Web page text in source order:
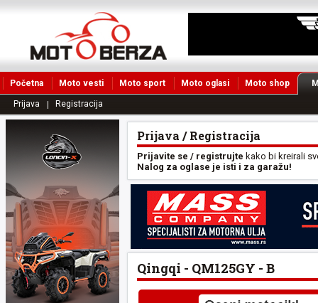
Početna Moto vesti Moto sport Moto oglasi Moto shop
Prijava Registracija
Prijava / Registracija
Prijavite se / registrujte kako bi kreirali
Nalog za oglase je isti i za garažu!
Qingqi - QM125GY - B